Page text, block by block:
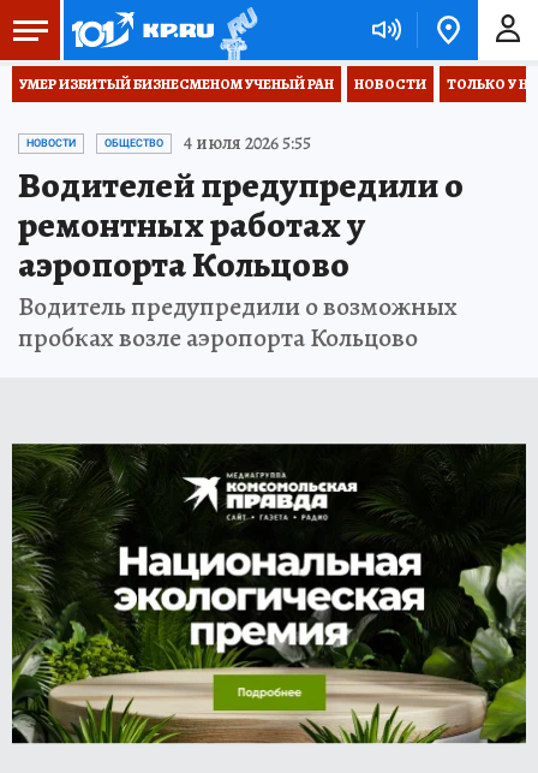
УМЕР ИЗБИТЫЙ БИЗНЕСМЕНОМ УЧЕНЫЙ РАН НОВОСТИ ТОЛЬКО У
НОВОСТИ ОБЩЕСТВО 4 июля 2026 5:55
Водителей предупредили о
ремонтных работах у
аэропорта Кольцово
Водитель предупредили о возможных
пробках возле аэропорта Кольцово